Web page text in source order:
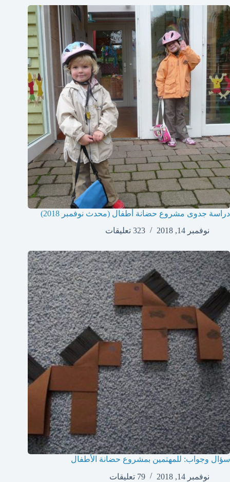
دراسة جدوى مشروع حضانة أطفال (محدث نوفمبر 2018)
نوفمبر 14, 2018
323 تعليقات
سؤال وجواب: للمهتمين بمشروع حضانة الأطفال
نوفمبر 14, 2018
79 تعليقات